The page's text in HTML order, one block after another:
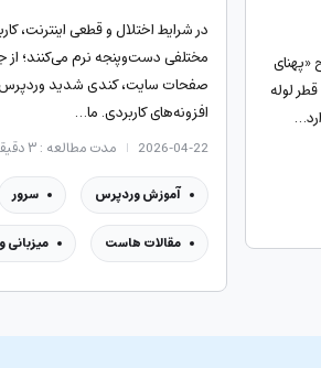
لوله
در شرایط اختلال و قطعی اینترنت،
مختلفی دست‌وپنجه نرم می‌کنند؛
صفحات سایت، کندی شدید
افزونه‌های کاربردی. ما…
2026-04-22 مدت مطالعه : ۳ دقیقه
آموزش وردپرس سرور
مقالات هاست